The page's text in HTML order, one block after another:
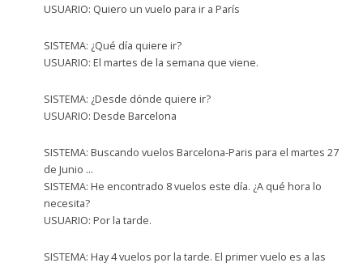
USUARIO: Quiero un vuelo para ir a París
SISTEMA: ¿Qué día quiere ir?
USUARIO: El martes de la semana que viene.
SISTEMA: ¿Desde dónde quiere ir?
USUARIO: Desde Barcelona
SISTEMA: Buscando vuelos Barcelona-Paris para el martes 27
de Junio …
SISTEMA: He encontrado 8 vuelos este día. ¿A qué hora lo
necesita?
USUARIO: Por la tarde.
SISTEMA: Hay 4 vuelos por la tarde. El primer vuelo es a las